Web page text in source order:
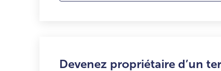
Devenez propriétaire d’un